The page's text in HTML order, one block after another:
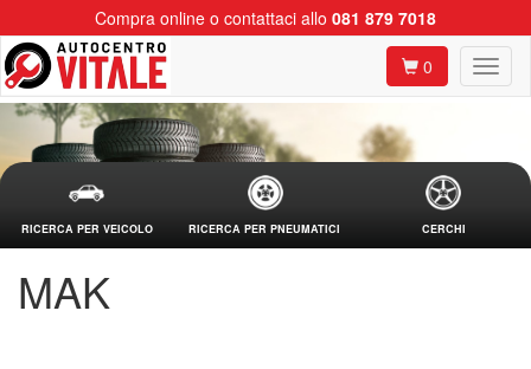
Compra online o contattaci allo 081 879 7018
0
RICERCA PER VEICOLO RICERCA PER PNEUMATICI CERCHI
MAK